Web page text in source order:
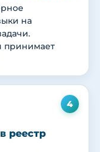
на
принимает
4
реестр